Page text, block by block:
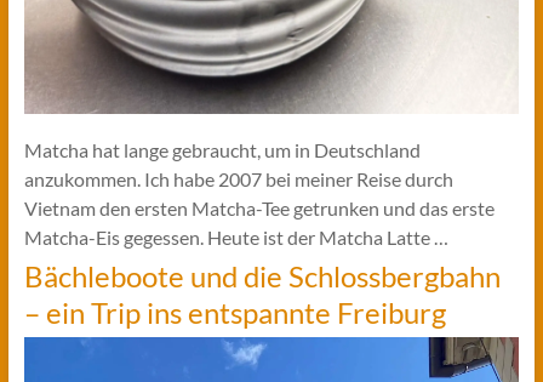
Matcha hat lange gebraucht, um in Deutschland
anzukommen. Ich habe 2007 bei meiner Reise durch
Vietnam den ersten Matcha-Tee getrunken und das erste
Matcha-Eis gegessen. Heute ist der Matcha Latte …
Bächleboote und die Schlossbergbahn
– ein Trip ins entspannte Freiburg